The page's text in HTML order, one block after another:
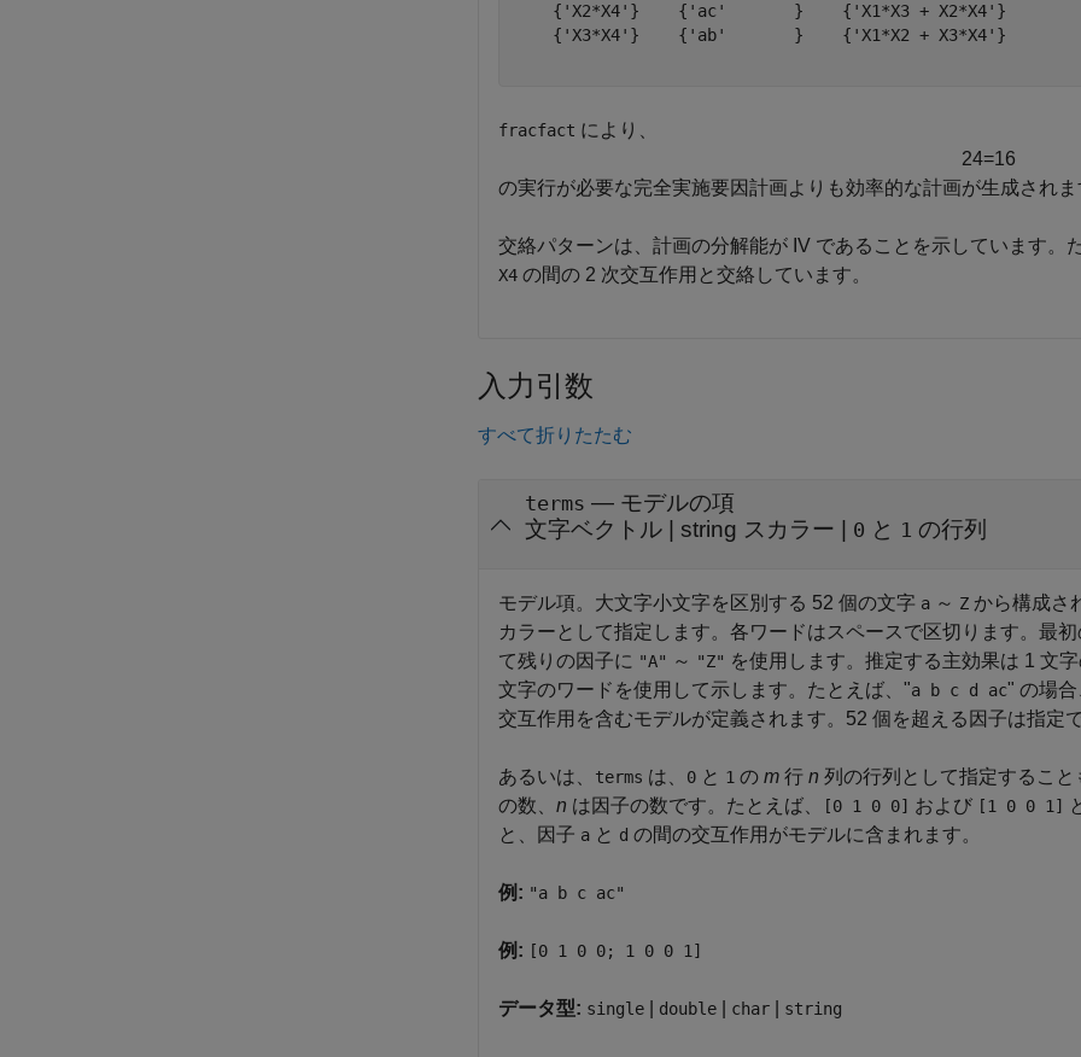
    {'X2*X4'}    {'ac'       }    {'X1*X3 + X2*X4'}
    {'X3*X4'}    {'ab'       }    {'X1*X2 + X3*X4'}
fracfact により、
24=1 6
の実行が必要な完全実施要因計画よりも効率的な計画が生成され
交絡パターンは、計画の分解能が IV であることを示しています。
X4 の間の 2 次交互作用と交絡しています。
入力引数
すべて折りたたむ
terms — モデルの項
文字ベクトル
string スカラー 0 と 1 の行列
モデル項。大文字小文字を区別する 52 個の文字 a ～ Z から構成さ
カラーとして指定します。各ワードはスペースで区切ります。最
て残りの因子に "A" ～ "Z" を使用します。推定する主効果は 1 文
文字のワードを使用して示します。たとえば、"a b c d ac" の場
交互作用を含むモデルが定義されます。52 個を超える因子は指定
あるいは、 terms は、 0 と 1 の m 行 n 列の行列として指定するこ
の数、 n は因子の数です。たとえば、 [0 1 0 0] および [1 0 0 1]
と、因子 a と d の間の交互作用がモデルに含まれます。
例: "a b c ac"
例: [0 1 0 0; 1 0 0 1]
データ型: single double char string